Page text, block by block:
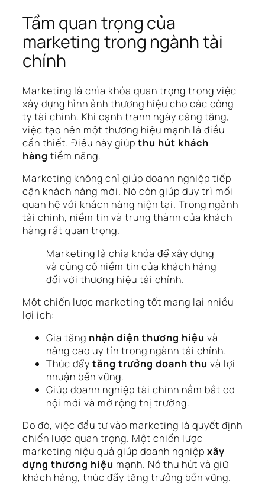
Tầm quan trọng của
marketing trong ngành tài
chính
Marketing là chìa khóa quan trọng trong việc
xây dựng hình ảnh thương hiệu cho các công
ty tài chính. Khi cạnh tranh ngày càng tăng,
việc tạo nên một thương hiệu mạnh là điều
cần thiết. Điều này giúp thu hút khách
hàng tiềm năng.
Marketing không chỉ giúp doanh nghiệp tiếp
cận khách hàng mới. Nó còn giúp duy trì mối
quan hệ với khách hàng hiện tại. Trong ngành
tài chính, niềm tin và trung thành của khách
hàng rất quan trọng.
Marketing là chìa khóa để xây dựng
và củng cố niềm tin của khách hàng
đối với thương hiệu tài chính.
Một chiến lược marketing tốt mang lại nhiều
lợi ích:
Gia tăng nhận diện thương hiệu và
nâng cao uy tín trong ngành tài chính.
Thúc đẩy tăng trưởng doanh thu và lợi
nhuận bền vững.
Giúp doanh nghiệp tài chính nắm bắt cơ
hội mới và mở rộng thị trường.
Do đó, việc đầu tư vào marketing là quyết định
chiến lược quan trọng. Một chiến lược
marketing hiệu quả giúp doanh nghiệp xây
dựng thương hiệu mạnh. Nó thu hút và giữ
khách hàng, thúc đẩy tăng trưởng bền vững.